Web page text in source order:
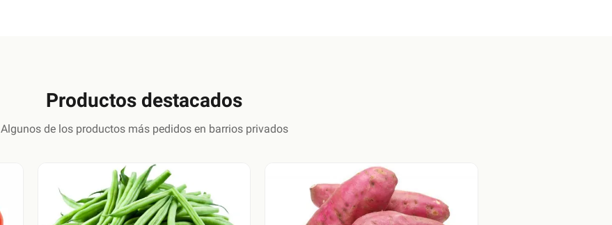
Productos destacados
Algunos de los productos más pedidos en barrios privados